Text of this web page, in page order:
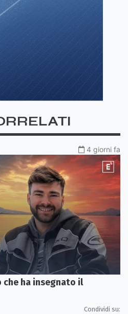
4 giorni fa
che ha insegnato il
Condividi su: